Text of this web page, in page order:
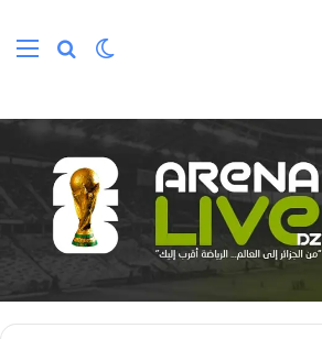
بحث عن
الوضع المظلم